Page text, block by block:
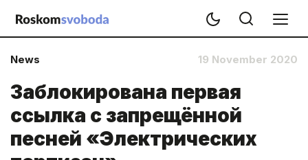
News 19 November 2020
Заблокирована первая
ссылка с запрещённой
песней «Электрических